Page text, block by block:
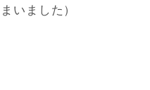
いました）